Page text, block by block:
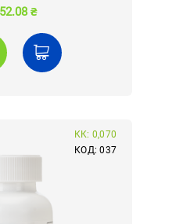
₴
КОД: 037
КК: 0,070